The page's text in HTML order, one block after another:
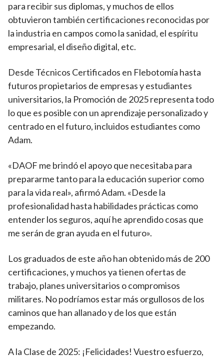
para recibir sus diplomas, y muchos de ellos
obtuvieron también certificaciones reconocidas por
la industria en campos como la sanidad, el espíritu
empresarial, el diseño digital, etc.
Desde Técnicos Certificados en Flebotomía hasta
futuros propietarios de empresas y estudiantes
universitarios, la Promoción de 2025 representa todo
lo que es posible con un aprendizaje personalizado y
centrado en el futuro, incluidos estudiantes como
Adam.
«DAOF me brindó el apoyo que necesitaba para
prepararme tanto para la educación superior como
para la vida real», afirmó Adam. «Desde la
profesionalidad hasta habilidades prácticas como
entender los seguros, aquí he aprendido cosas que
me serán de gran ayuda en el futuro».
Los graduados de este año han obtenido más de 200
certificaciones, y muchos ya tienen ofertas de
trabajo, planes universitarios o compromisos
militares. No podríamos estar más orgullosos de los
caminos que han allanado y de los que están
empezando.
A la Clase de 2025: ¡Felicidades! Vuestro esfuerzo,